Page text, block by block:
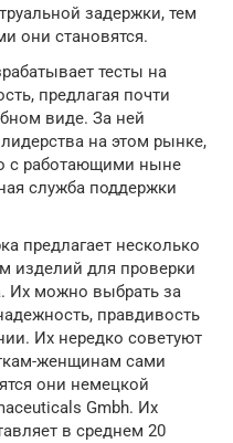
задержки, тем
они становятся.
тесты на
предлагая почти
виде. За ней
на этом рынке,
с работающими ныне
служба поддержки
предлагает несколько
изделий для проверки
Их можно выбрать за
правдивость
Их нередко советуют
женщинам сами
они немецкой
Gmbh. Их
в среднем 20